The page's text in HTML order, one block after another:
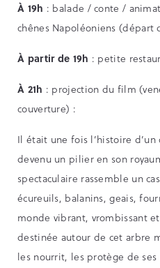
À 19h : balade / conte /
chênes Napoléoniens (départ
À partir de 19h : petite
À 21h : projection du film
couverture) :
Il était une fois l’histoire d’un
devenu un pilier en son
spectaculaire rassemble un
écureuils, balanins, geais,
monde vibrant, vrombissant
destinée autour de cet arbre
les nourrit, les protège de ses